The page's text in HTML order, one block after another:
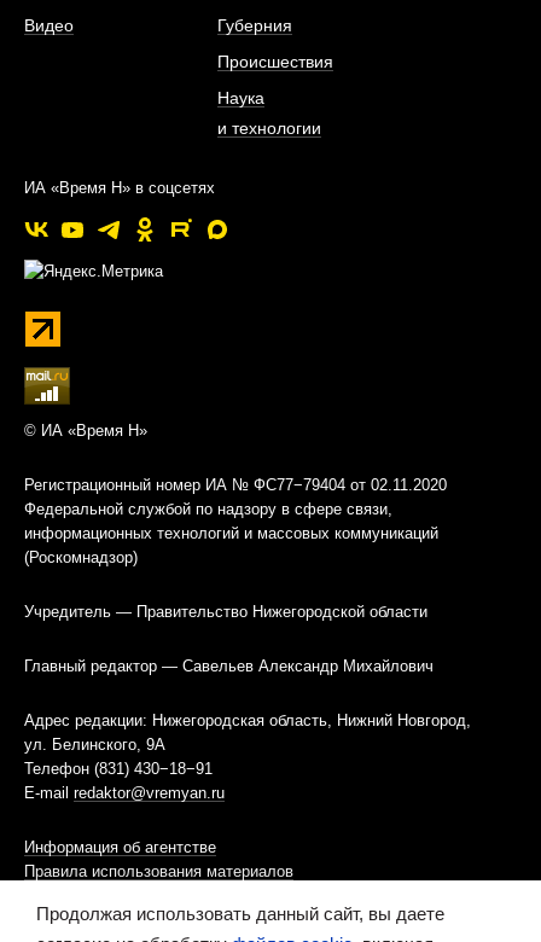
Видео
Губерния
Происшествия
Наука
и технологии
ИА «Время Н» в соцсетях
© ИА «Время Н»
Регистрационный номер ИА № ФС77−79404 от 02.11.2020
Федеральной службой по надзору в сфере связи,
информационных технологий и массовых коммуникаций
(Роскомнадзор)
Учредитель — Правительство Нижегородской области
Главный редактор — Савельев Александр Михайлович
Адрес редакции: Нижегородская область, Нижний Новгород,
ул. Белинского, 9А
Телефон (831) 430−18−91
E-mail redaktor@vremyan.ru
Информация об агентстве
Правила использования материалов
Информационная политика использования «cookies»-файлов
Продолжая использовать данный сайт, вы даете